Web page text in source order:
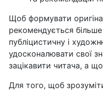
Щоб формувати
рекомендується
публіцистичну і
удосконалювати свої
зацікавити читача, а що
Для того, щоб